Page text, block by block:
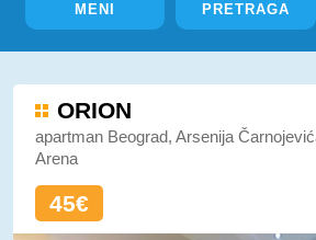
MENI PRETRAGA
ORION
apartman Beograd, Arsenija
Arena
45€